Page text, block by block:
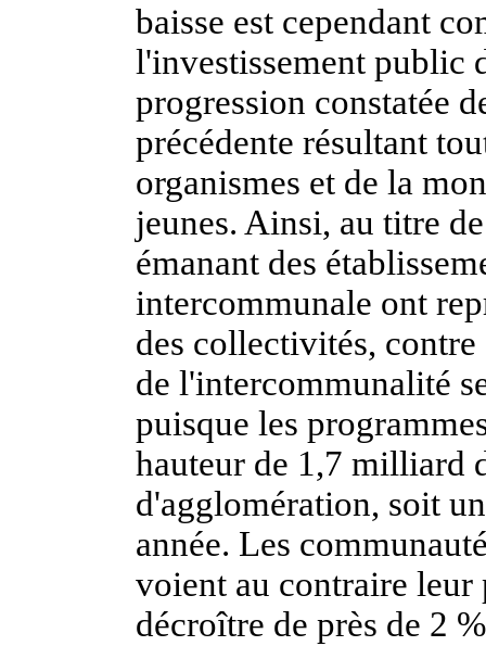
baisse est cependant
l'investissement public
progression constatée
précédente résultant
organismes et de la
jeunes. Ainsi, au titre
émanant des
intercommunale ont
des collectivités,
de l'intercommunalité
puisque les
hauteur de 1,7 milliard
d'agglomération, soit
année. Les
voient au contraire leur
décroître de près de 2